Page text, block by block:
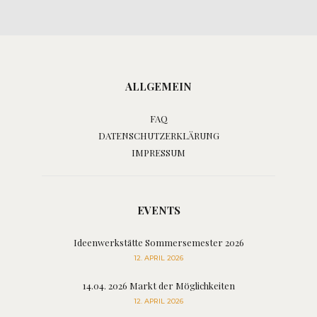
ALLGEMEIN
FAQ
DATENSCHUTZERKLÄRUNG
IMPRESSUM
EVENTS
Ideenwerkstätte Sommersemester 2026
12. APRIL 2026
14.04. 2026 Markt der Möglichkeiten
12. APRIL 2026